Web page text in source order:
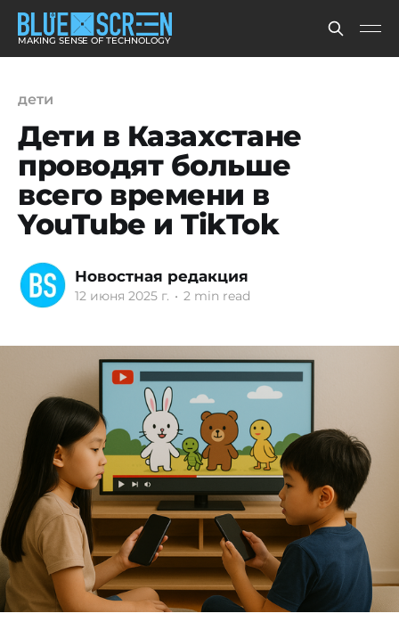
MAKING SENSE OF TECHNOLOGY
дети
Дети в Казахстане
проводят больше
всего времени в
YouTube и TikTok
Новостная редакция
12 июня 2025 г. • 2 min read